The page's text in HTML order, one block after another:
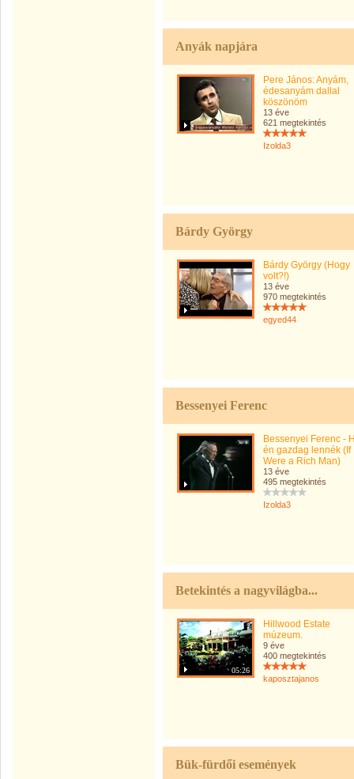
Anyák napjára
Pere János: Anyám,
édesanyám dallal
köszönöm
13 éve
621 megtekintés
Izolda3
Bárdy György
Bárdy György (Hogy
volt?!)
13 éve
970 megtekintés
egyed44
Bessenyei Ferenc
Bessenyei Ferenc -
én gazdag lennék (If
Were a Rich Man)
13 éve
495 megtekintés
Izolda3
Betekintés a nagyvilágba...
05:26
Hillwood Estate
múzeum.
9 éve
400 megtekintés
kaposztajanos
Bük-fürdői események